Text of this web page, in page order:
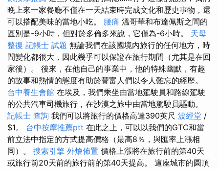
晚上來一家餐廳不僅在一天結束時完成文化和歷史事物，還
可以搭配美味的當地小吃。 腰痛 溫哥華和布達佩斯之間的
區別是-9小時，但對於多倫多來說，它僅為-6小時。 天母
整復 記帳士 試題 無論我們在該國境內旅行的任何地方，時
間變化都很大，因此幾乎可以保證在旅行期間（尤其是在回
家後）。 後來，在他自己的事業中，他的特殊幽默，有趣
的故事和熱情的態度有助於豐富人們以令人難忘的經歷。
台中養生會館 在埃及，我們乘坐由當地駕駛員和路線駕駛
的公共汽車司機旅行，在沙漠之旅中由當地駕駛員驅動。
記帳士 查詢 我們可以將旅行的價格高達390英尺 波經堂 /
$1。 台中按摩推薦ptt 在此之上，可以以我們的GTC和當
前立法中指定的方式提高價格（最高8％，與匯率上漲相
同）。 搜索引擎 外燴佈置 價格上漲將在旅行前的第40天
或旅行前20天前的旅行前的第40天提高。 這座城市的圓頂